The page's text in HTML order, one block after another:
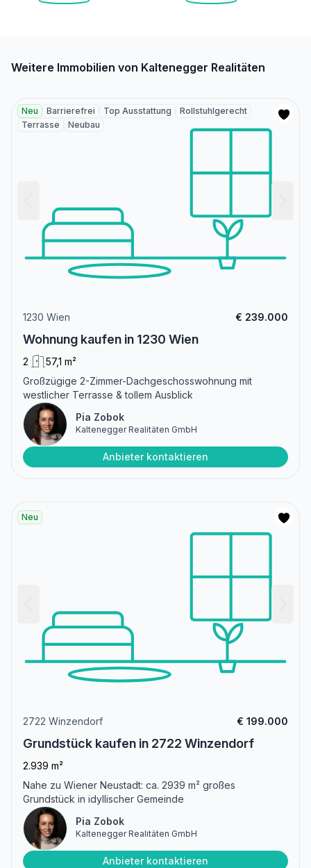
Weitere Immobilien von Kaltenegger Realitäten
Neu Barrierefrei Top Ausstattung
Rollstuhlgerecht
Terrasse
Neubau
1230 Wien € 239.000
Wohnung kaufen in 1230 Wien
2
57,1 m²
Großzügige 2-Zimmer-Dachgeschosswohnung mit
westlicher Terrasse & tollem Ausblick
Pia Zobok
Kaltenegger Realitäten GmbH
Anbieter kontaktieren
Neu
2722 Winzendorf € 199.000
Grundstück kaufen in 2722 Winzendorf
2.939 m²
Nahe zu Wiener Neustadt: ca. 2939 m² großes
Grundstück in idyllischer Gemeinde
Pia Zobok
Kaltenegger Realitäten GmbH
Anbieter kontaktieren